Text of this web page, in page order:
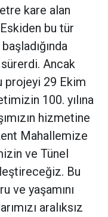
kare alan
Eskiden bu tür
Ancak
projeyi 29 Ekim
100. yılına
hizmetine
Mahallemize
ve Tünel
Bu
ve yaşamını
aralıksız